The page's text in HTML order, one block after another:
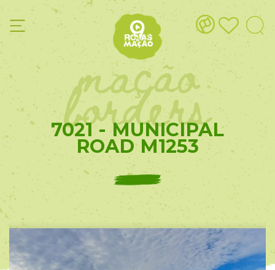
mação
borders
7021 - MUNICIPAL
ROAD M1253